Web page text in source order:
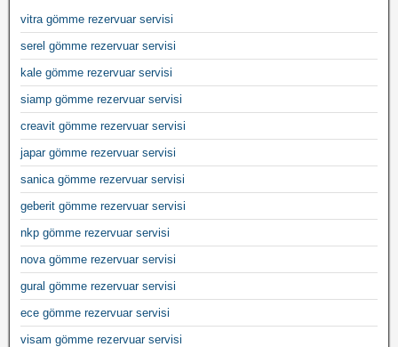
vitra gömme rezervuar servisi
serel gömme rezervuar servisi
kale gömme rezervuar servisi
siamp gömme rezervuar servisi
creavit gömme rezervuar servisi
japar gömme rezervuar servisi
sanica gömme rezervuar servisi
geberit gömme rezervuar servisi
nkp gömme rezervuar servisi
nova gömme rezervuar servisi
gural gömme rezervuar servisi
ece gömme rezervuar servisi
visam gömme rezervuar servisi